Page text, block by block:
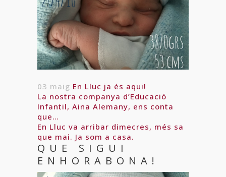
03 maig En Lluc ja és aqui!
La nostra companya d’Educació
Infantil, Aina Alemany, ens conta
que…
En Lluc va arribar dimecres, més sa
que mai. Ja som a casa.
QUE SIGUI
ENHORABONA!